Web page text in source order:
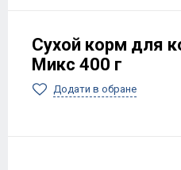
Сухой корм для
Микс 400 г
Додати в обране